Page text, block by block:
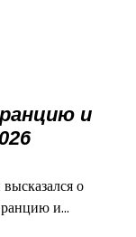
и
о
и…